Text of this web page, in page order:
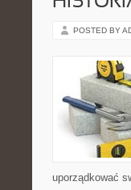
POSTED BY
uporządkować